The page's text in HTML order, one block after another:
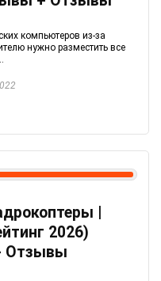
компьютеров из-за
нужно разместить все
|
2026)
Отзывы